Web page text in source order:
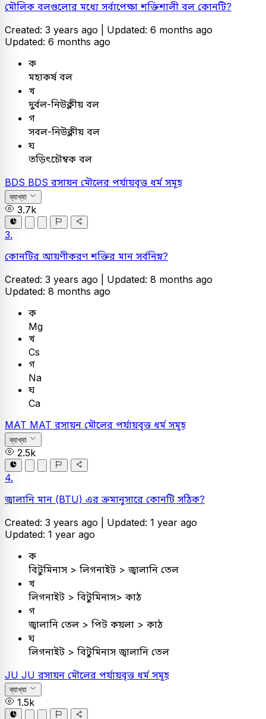
মৌলিক বলগুলোর মধ্যে সর্বাপেক্ষা শক্তিশালী বল কোনটি?
Created: 3 years ago | Updated: 6 months ago
Updated: 6 months ago
ক
মহাকর্ষ বল
খ
দুর্বল-নিউক্লীয় বল
গ
সবল-নিউক্লীয় বল
ঘ
তড়িৎচৌম্বক বল
BDS BDS রসায়ন মৌলের পর্যায়বৃত্ত ধর্ম সমূহ
ব্যাখ্যা
3.7k
3.
কোনটির আয়ণীকরণ শক্তির মান সর্বনিম্ন?
Created: 3 years ago | Updated: 8 months ago
Updated: 8 months ago
ক
Mg
খ
Cs
গ
Na
ঘ
Ca
MAT MAT রসায়ন মৌলের পর্যায়বৃত্ত ধর্ম সমূহ
ব্যাখ্যা
2.5k
4.
জ্বালানি মান (BTU) এর ক্রমানুসারে কোনটি সঠিক?
Created: 3 years ago | Updated: 1 year ago
Updated: 1 year ago
ক
বিটুমিনাস > লিগনাইট > জ্বালানি তেল
খ
লিগনাইট > বিটুমিনাস> কাঠ
গ
জ্বালানি তেল > পিট কয়লা > কাঠ
ঘ
লিগনাইট > বিটুমিনাস জ্বালানি তেল
JU JU রসায়ন মৌলের পর্যায়বৃত্ত ধর্ম সমূহ
ব্যাখ্যা
1.5k